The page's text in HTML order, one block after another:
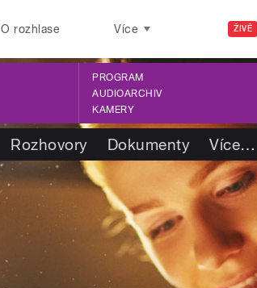
ŽIVĚ
O rozhlase Více
PROGRAM
AUDIOARCHIV
KAMERY
Rozhovory Dokumenty Více…